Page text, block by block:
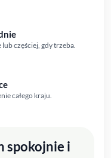
częściej, gdy trzeba.
całego kraju.
spokojnie i